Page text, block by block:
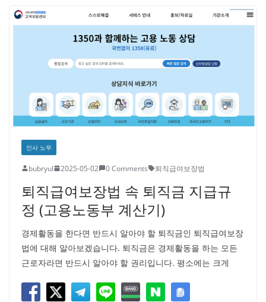
인사 노무
bubryul 2025-05-02 0 Comments 퇴직급여보장법
퇴직급여보장법 속 퇴직금 지급규
정 (고용노동부 계산기)
경제활동을 한다면 반드시 알아야 할 퇴직금인 퇴직급여보장
법에 대해 알아보겠습니다. 퇴직금은 경제활동을 하는 모든
근로자라면 반드시 알아야 할 권리입니다. 평소에는 크게